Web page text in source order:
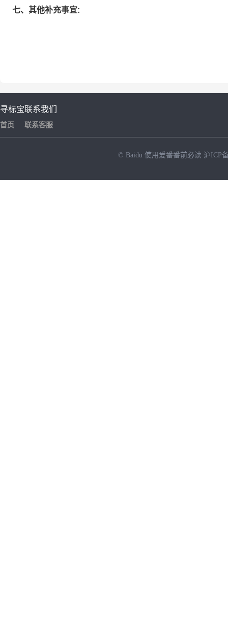
七、其他补充事宜:
寻标宝
首页
联系我们
联系客服
© Baidu 使用爱番番前必读 沪ICP